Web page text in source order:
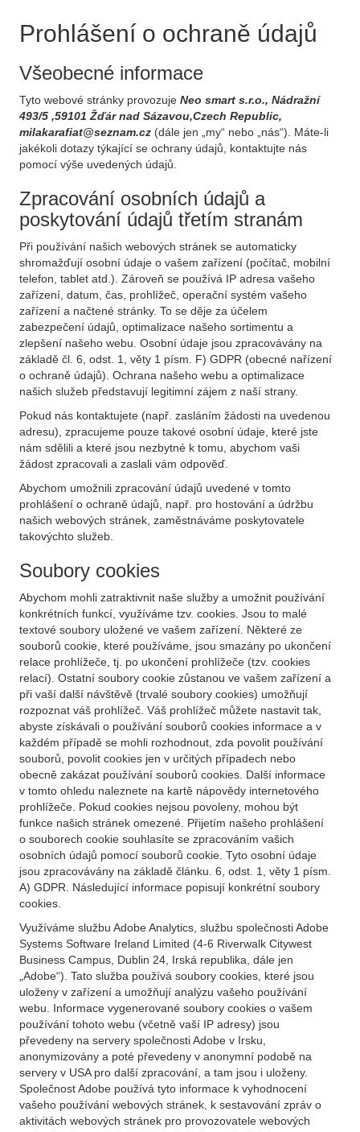
Prohlášení o ochraně údajů
Všeobecné informace
Tyto webové stránky provozuje Neo smart s.r.o., Nádražní
493/5 ,59101 Žďár nad Sázavou,Czech Republic,
milakarafiat@seznam.cz (dále jen „my“ nebo „nás“). Máte-li
jakékoli dotazy týkající se ochrany údajů, kontaktujte nás
pomocí výše uvedených údajů.
Zpracování osobních údajů a
poskytování údajů třetím stranám
Při používání našich webových stránek se automaticky
shromažďují osobní údaje o vašem zařízení (počítač, mobilní
telefon, tablet atd.). Zároveň se používá IP adresa vašeho
zařízení, datum, čas, prohlížeč, operační systém vašeho
zařízení a načtené stránky. To se děje za účelem
zabezpečení údajů, optimalizace našeho sortimentu a
zlepšení našeho webu. Osobní údaje jsou zpracovávány na
základě čl. 6, odst. 1, věty 1 písm. F) GDPR (obecné nařízení
o ochraně údajů). Ochrana našeho webu a optimalizace
našich služeb představují legitimní zájem z naší strany.
Pokud nás kontaktujete (např. zasláním žádosti na uvedenou
adresu), zpracujeme pouze takové osobní údaje, které jste
nám sdělili a které jsou nezbytné k tomu, abychom vaši
žádost zpracovali a zaslali vám odpověď.
Abychom umožnili zpracování údajů uvedené v tomto
prohlášení o ochraně údajů, např. pro hostování a údržbu
našich webových stránek, zaměstnáváme poskytovatele
takovýchto služeb.
Soubory cookies
Abychom mohli zatraktivnit naše služby a umožnit používání
konkrétních funkcí, využíváme tzv. cookies. Jsou to malé
textové soubory uložené ve vašem zařízení. Některé ze
souborů cookie, které používáme, jsou smazány po ukončení
relace prohlížeče, tj. po ukončení prohlížeče (tzv. cookies
relací). Ostatní soubory cookie zůstanou ve vašem zařízení a
při vaší další návštěvě (trvalé soubory cookies) umožňují
rozpoznat váš prohlížeč. Váš prohlížeč můžete nastavit tak,
abyste získávali o používání souborů cookies informace a v
každém případě se mohli rozhodnout, zda povolit používání
souborů, povolit cookies jen v určitých případech nebo
obecně zakázat používání souborů cookies. Další informace
v tomto ohledu naleznete na kartě nápovědy internetového
prohlížeče. Pokud cookies nejsou povoleny, mohou být
funkce našich stránek omezené. Přijetím našeho prohlášení
o souborech cookie souhlasíte se zpracováním vašich
osobních údajů pomocí souborů cookie. Tyto osobní údaje
jsou zpracovávány na základě článku. 6, odst. 1, věty 1 písm.
A) GDPR. Následující informace popisují konkrétní soubory
cookies.
Využíváme službu Adobe Analytics, službu společnosti Adobe
Systems Software Ireland Limited (4-6 Riverwalk Citywest
Business Campus, Dublin 24, Irská republika, dále jen
„Adobe“). Tato služba používá soubory cookies, které jsou
uloženy v zařízení a umožňují analýzu vašeho používání
webu. Informace vygenerované soubory cookies o vašem
používání tohoto webu (včetně vaší IP adresy) jsou
převedeny na servery společnosti Adobe v Irsku,
anonymizovány a poté převedeny v anonymní podobě na
servery v USA pro další zpracování, a tam jsou i uloženy.
Společnost Adobe používá tyto informace k vyhodnocení
vašeho používání webových stránek, k sestavování zpráv o
aktivitách webových stránek pro provozovatele webových